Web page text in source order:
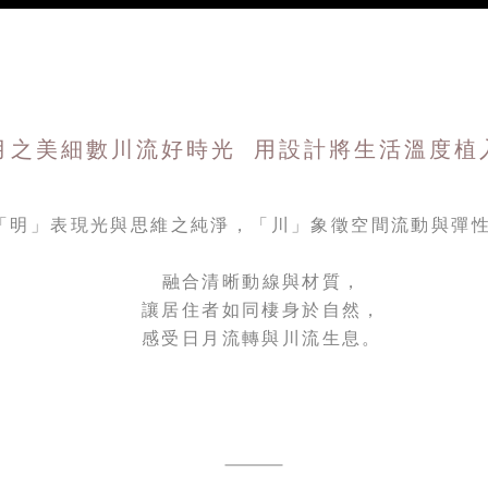
之美細數川流好時光 用設計將生活溫度植
明」表現光與思維之純淨，「川」象徵空間流動與彈性
融合清晰動線與材質，
讓居住者如同棲身於自然，
感受日月流轉與川流生息。